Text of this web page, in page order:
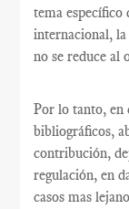
tema específico
internacional,
no se reduce al
Por lo tanto, en
bibliográficos,
contribución,
regulación, en
casos mas